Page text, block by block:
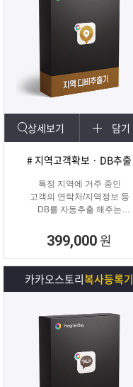
상세보기 담기
# 지역고객확보 · DB추출
특정 지역에 거주 중인
고객의 연락처/지역정보 등
DB를 자동추출 해주는
399,000 원
카카오스토리복사등록기